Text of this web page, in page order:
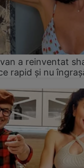
a reinventat
rapid și nu